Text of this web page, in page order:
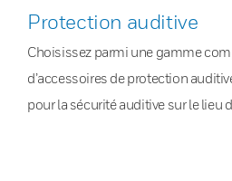
Protection auditive
Choisissez parmi une gamme
d’accessoires de protection
pour la sécurité auditive sur le lieu